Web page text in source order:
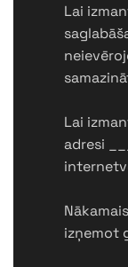
Lai
Lai
adresi
izņemot